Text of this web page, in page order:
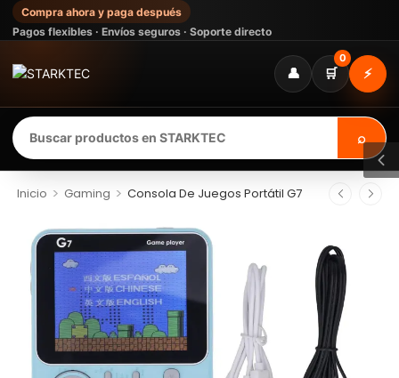
Compra ahora y paga después
Pagos flexibles · Envíos seguros · Soporte directo
👤 🛒
0
⚡
⌕
Inicio > Gaming > Consola De Juegos Portátil G7